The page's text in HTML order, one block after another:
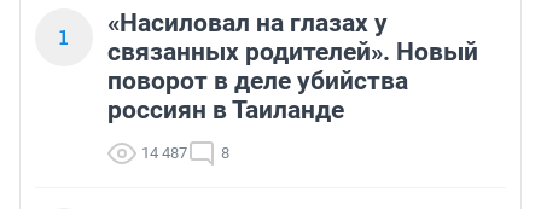
1
«Насиловал на глазах у
связанных родителей». Новый
поворот в деле убийства
россиян в Таиланде
14 487 8